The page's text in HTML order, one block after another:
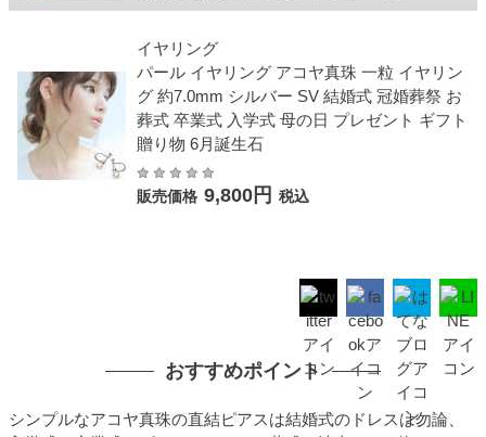
イヤリング
パール イヤリング アコヤ真珠 一粒 イヤリン
グ 約7.0mm シルバー SV 結婚式 冠婚葬祭 お
葬式 卒業式 入学式 母の日 プレゼント ギフト
贈り物 6月誕生石
販売価格 9,800円 税込
おすすめポイント
シンプルなアコヤ真珠の直結ピアスは結婚式のドレスは勿論、